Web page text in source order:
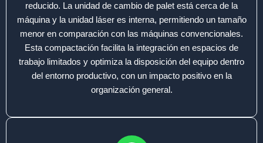
reducido. La unidad de cambio de palet está cerca de la
máquina y la unidad láser es interna, permitiendo un tamaño
menor en comparación con las máquinas convencionales.
Esta compactación facilita la integración en espacios de
trabajo limitados y optimiza la disposición del equipo dentro
del entorno productivo, con un impacto positivo en la
organización general.